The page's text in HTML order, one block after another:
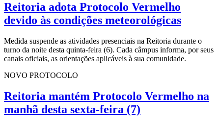
Reitoria adota Protocolo Vermelho
devido às condições meteorológicas
Medida suspende as atividades presenciais na Reitoria durante o
turno da noite desta quinta-feira (6). Cada câmpus informa, por seus
canais oficiais, as orientações aplicáveis à sua comunidade.
NOVO PROTOCOLO
Reitoria mantém Protocolo Vermelho na
manhã desta sexta-feira (7)